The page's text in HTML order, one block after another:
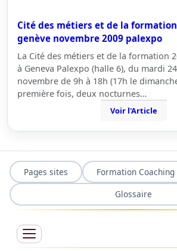
Cité des métiers et de la
genève novembre 2009 palexpo
La Cité des métiers et de la formation
à Geneva Palexpo (halle 6), du mardi
novembre de 9h à 18h (17h le
première fois, deux nocturnes…
Voir l'Article
Pages sites Formation Coaching
Glossaire